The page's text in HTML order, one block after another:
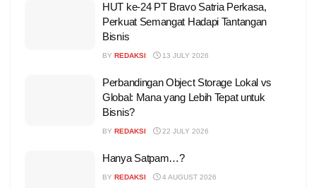
HUT ke-24 PT Bravo Satria Perkasa,
Perkuat Semangat Hadapi Tantangan
Bisnis
BY REDAKSI 13 JULY 2026
Perbandingan Object Storage Lokal vs
Global: Mana yang Lebih Tepat untuk
Bisnis?
BY REDAKSI 22 JULY 2026
Hanya Satpam…?
BY REDAKSI 4 AUGUST 2026